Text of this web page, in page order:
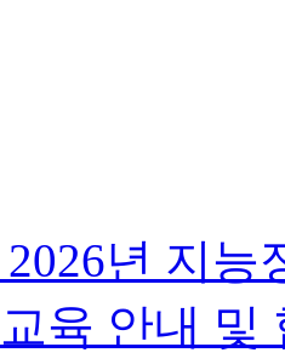
년 지능
육 안내 및